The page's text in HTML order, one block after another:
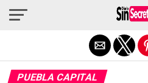
PUEBLA CAPITAL
Salir de la